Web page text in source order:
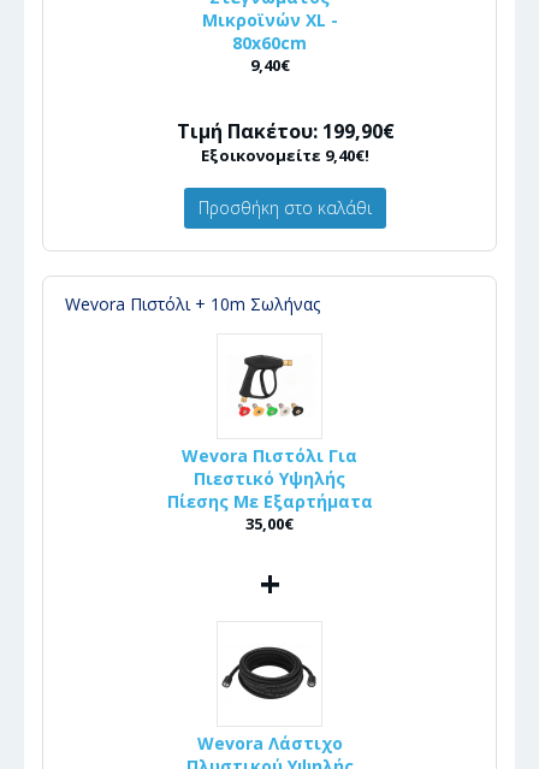
Μικροϊνών XL -
80x60cm
9,40€
Τιμή Πακέτου: 199,90€
Εξοικονομείτε 9,40€!
Προσθήκη στο καλάθι
Wevora Πιστόλι + 10m Σωλήνας
Wevora Πιστόλι Για
Πιεστικό Υψηλής
Πίεσης Με Εξαρτήματα
35,00€
+
Wevora Λάστιχο